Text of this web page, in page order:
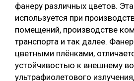
СУШКА ДРЕВЕСИНЫ
МЕБЕЛЬНОЕ ПРОИЗВОДСТВО
фанеру различных цветов.
используется при
помещений, производстве
транспорта и так далее.
цветными плёнками,
устойчивостью к внешнему
ультрафиолетового